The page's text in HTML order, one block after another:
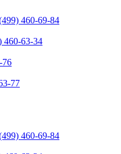
460-69-84
460-63-34
76
77
460-69-84